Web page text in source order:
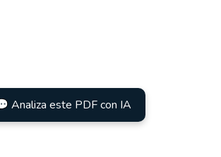
Analiza este PDF con IA